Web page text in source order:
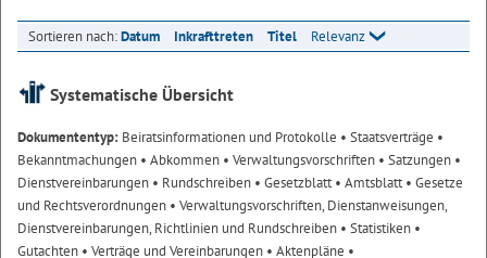
Sortieren nach:Datum Inkrafttreten Titel Relevanz
Systematische Übersicht
Dokumententyp: Beiratsinformationen und Protokolle • Staatsverträge •
Bekanntmachungen • Abkommen • Verwaltungsvorschriften • Satzungen •
Dienstvereinbarungen • Rundschreiben • Gesetzblatt• Amtsblatt• Gesetze
und Rechtsverordnungen • Verwaltungsvorschriften, Dienstanweisungen,
Dienstvereinbarungen, Richtlinien und Rundschreiben • Statistiken •
Gutachten • Verträge und Vereinbarungen • Aktenpläne •